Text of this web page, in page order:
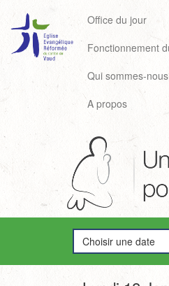
Office du jour
Fonctionnement
Qui sommes-
A propos
Choisir une date